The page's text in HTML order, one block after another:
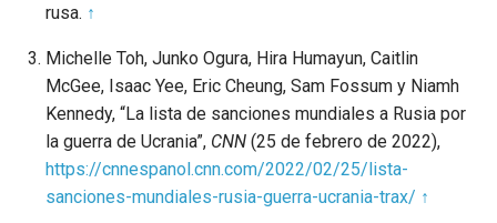
rusa. ↑
Michelle Toh, Junko Ogura, Hira Humayun, Caitlin
McGee, Isaac Yee, Eric Cheung, Sam Fossum y Niamh
Kennedy, “La lista de sanciones mundiales a Rusia por
la guerra de Ucrania”, CNN (25 de febrero de 2022),
https://cnnespanol.cnn.com/2022/02/25/lista-
sanciones-mundiales-rusia-guerra-ucrania-trax/ ↑